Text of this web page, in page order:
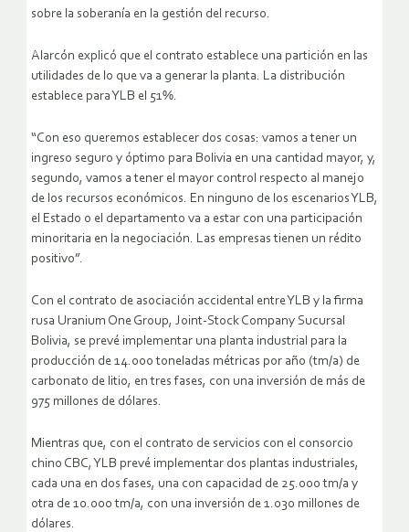
sobre la soberanía en la gestión del recurso.
Alarcón explicó que el contrato establece una partición en las
utilidades de lo que va a generar la planta. La distribución
establece para YLB el 51%.
“Con eso queremos establecer dos cosas: vamos a tener un
ingreso seguro y óptimo para Bolivia en una cantidad mayor, y,
segundo, vamos a tener el mayor control respecto al manejo
de los recursos económicos. En ninguno de los escenarios YLB,
el Estado o el departamento va a estar con una participación
minoritaria en la negociación. Las empresas tienen un rédito
positivo”.
Con el contrato de asociación accidental entre YLB y la firma
rusa Uranium One Group, Joint-Stock Company Sucursal
Bolivia, se prevé implementar una planta industrial para la
producción de 14.000 toneladas métricas por año (tm/a) de
carbonato de litio, en tres fases, con una inversión de más de
975 millones de dólares.
Mientras que, con el contrato de servicios con el consorcio
chino CBC, YLB prevé implementar dos plantas industriales,
cada una en dos fases, una con capacidad de 25.000 tm/a y
otra de 10.000 tm/a, con una inversión de 1.030 millones de
dólares.